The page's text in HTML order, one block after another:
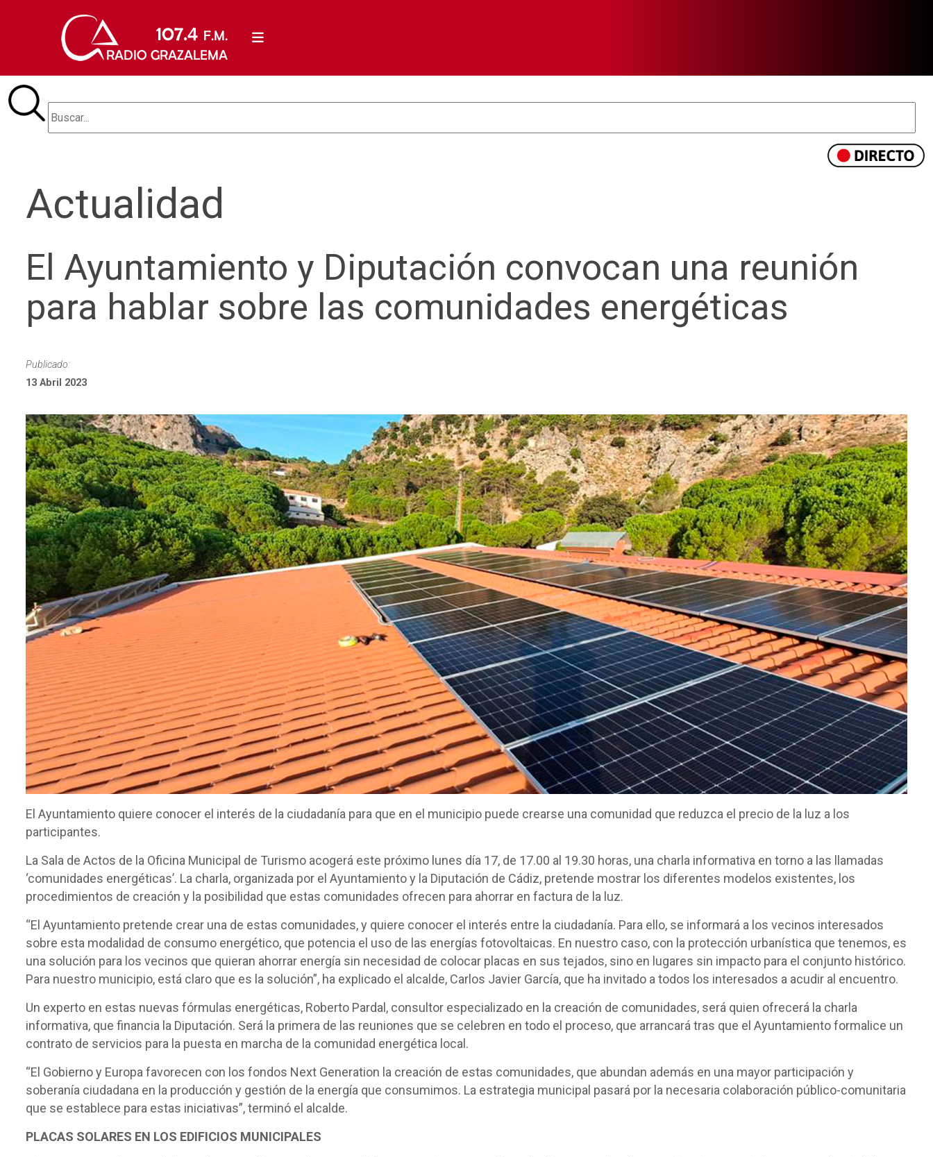
Actualidad
El Ayuntamiento y Diputación convocan una reunión
para hablar sobre las comunidades energéticas
Publicado:
13 Abril 2023
El Ayuntamiento quiere conocer el interés de la ciudadanía para que en el municipio puede crearse una comunidad que reduzca el precio de la luz a los
participantes.
La Sala de Actos de la Oficina Municipal de Turismo acogerá este próximo lunes día 17, de 17.00 al 19.30 horas, una charla informativa en torno a las llamadas
‘comunidades energéticas’. La charla, organizada por el Ayuntamiento y la Diputación de Cádiz, pretende mostrar los diferentes modelos existentes, los
procedimientos de creación y la posibilidad que estas comunidades ofrecen para ahorrar en factura de la luz.
“El Ayuntamiento pretende crear una de estas comunidades, y quiere conocer el interés entre la ciudadanía. Para ello, se informará a los vecinos interesados
sobre esta modalidad de consumo energético, que potencia el uso de las energías fotovoltaicas. En nuestro caso, con la protección urbanística que tenemos, es
una solución para los vecinos que quieran ahorrar energía sin necesidad de colocar placas en sus tejados, sino en lugares sin impacto para el conjunto histórico.
Para nuestro municipio, está claro que es la solución”, ha explicado el alcalde, Carlos Javier García, que ha invitado a todos los interesados a acudir al encuentro.
Un experto en estas nuevas fórmulas energéticas, Roberto Pardal, consultor especializado en la creación de comunidades, será quien ofrecerá la charla
informativa, que financia la Diputación. Será la primera de las reuniones que se celebren en todo el proceso, que arrancará tras que el Ayuntamiento formalice un
contrato de servicios para la puesta en marcha de la comunidad energética local.
“El Gobierno y Europa favorecen con los fondos Next Generation la creación de estas comunidades, que abundan además en una mayor participación y
soberanía ciudadana en la producción y gestión de la energía que consumimos. La estrategia municipal pasará por la necesaria colaboración público-comunitaria
que se establece para estas iniciativas”, terminó el alcalde.
PLACAS SOLARES EN LOS EDIFICIOS MUNICIPALES